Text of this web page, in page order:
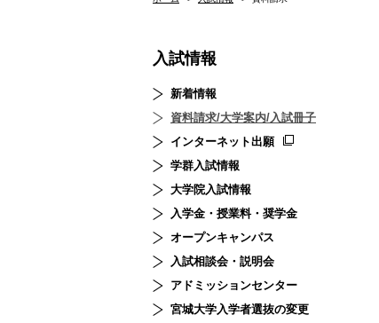
入試情報
新着情報
資料請求/大学案内/入試冊子
インターネット出願
学群入試情報
大学院入試情報
入学金・授業料・奨学金
オープンキャンパス
入試相談会・説明会
アドミッションセンター
宮城大学入学者選抜の変更